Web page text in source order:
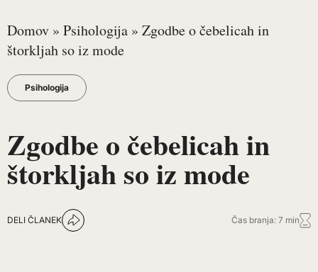
Domov » Psihologija » Zgodbe o čebelicah in
štorkljah so iz mode
Psihologija
Zgodbe o čebelicah in
štorkljah so iz mode
DELI ČLANEK Čas branja: 7 min